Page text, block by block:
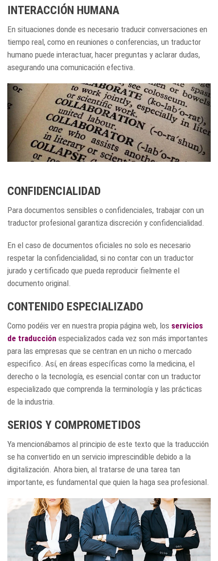
INTERACCIÓN HUMANA
En situaciones donde es necesario traducir conversaciones en
tiempo real, como en reuniones o conferencias, un traductor
humano puede interactuar, hacer preguntas y aclarar dudas,
asegurando una comunicación efectiva.
CONFIDENCIALIDAD
Para documentos sensibles o confidenciales, trabajar con un
traductor profesional garantiza discreción y confidencialidad.
En el caso de documentos oficiales no solo es necesario
respetar la confidencialidad, si no contar con un traductor
jurado y certificado que pueda reproducir fielmente el
documento original.
CONTENIDO ESPECIALIZADO
Como podéis ver en nuestra propia página web, los servicios
de traducción especializados cada vez son más importantes
para las empresas que se centran en un nicho o mercado
especifico. Así, en áreas específicas como la medicina, el
derecho o la tecnología, es esencial contar con un traductor
especializado que comprenda la terminología y las prácticas
de la industria.
SERIOS Y COMPROMETIDOS
Ya mencionábamos al principio de este texto que la traducción
se ha convertido en un servicio imprescindible debido a la
digitalización. Ahora bien, al tratarse de una tarea tan
importante, es fundamental que quien la haga sea profesional.